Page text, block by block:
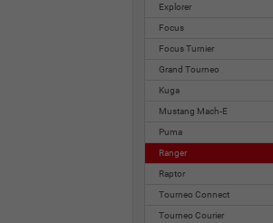
Explorer
Focus
Focus Turnier
Grand Tourneo
Kuga
Mustang Mach-E
Puma
Ranger
Raptor
Tourneo Connect
Tourneo Courier